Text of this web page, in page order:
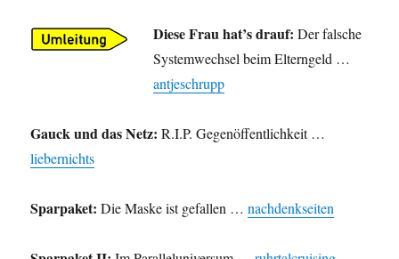
Diese Frau hat’s drauf: Der falsche
Systemwechsel beim Elterngeld …
antjeschrupp
Gauck und das Netz: R.I.P. Gegenöffentlichkeit …
liebernichts
Sparpaket: Die Maske ist gefallen …nachdenkseiten